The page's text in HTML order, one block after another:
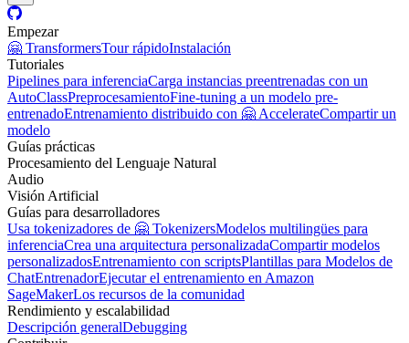
Empezar
🤗 TransformersTour rápidoInstalación
Tutoriales
Pipelines para inferenciaCarga instancias preentrenadas con un
AutoClassPreprocesamientoFine-tuning a un modelo pre-
entrenadoEntrenamiento distribuido con 🤗 AccelerateCompartir un
modelo
Guías prácticas
Procesamiento del Lenguaje Natural
Audio
Visión Artificial
Guías para desarrolladores
Usa tokenizadores de 🤗 TokenizersModelos multilingües para
inferenciaCrea una arquitectura personalizadaCompartir modelos
personalizadosEntrenamiento con scriptsPlantillas para Modelos de
ChatEntrenadorEjecutar el entrenamiento en Amazon
SageMakerLos recursos de la comunidad
Rendimiento y escalabilidad
Descripción generalDebugging